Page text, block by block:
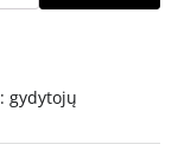
gydytojų